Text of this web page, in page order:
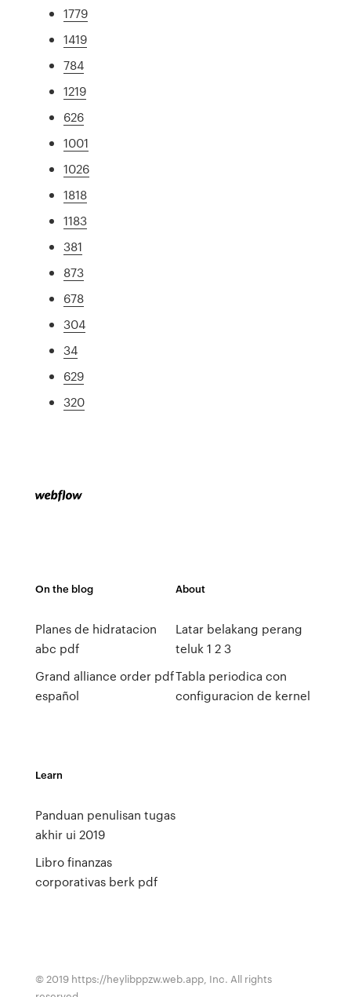
1779
1419
784
1219
626
1001
1026
1818
1183
381
873
678
304
34
629
320
On the blog
Planes de hidratacion
abc pdf
Grand alliance order pdf
español
About
Latar belakang perang
teluk 1 2 3
Tabla periodica con
configuracion de kernel
Learn
Panduan penulisan tugas
akhir ui 2019
Libro finanzas
corporativas berk pdf
© 2019 https://heylibppzw.web.app, Inc. All rights